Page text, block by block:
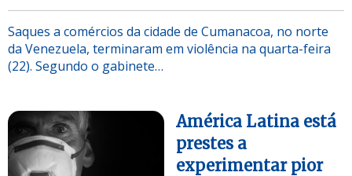
Saques a comércios da cidade de Cumanacoa, no norte
da Venezuela, terminaram em violência na quarta-feira
(22). Segundo o gabinete…
América Latina está
prestes a
experimentar pior